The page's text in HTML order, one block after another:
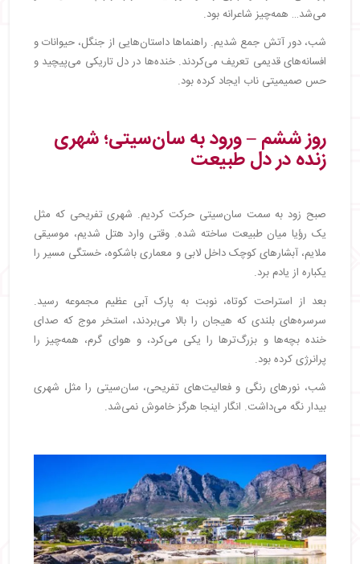
می‌شد… همه‌چیز شاعرانه بود.
شب، دور آتش جمع شدیم. راهنماها داستان‌هایی از جنگل، حیوانات و
افسانه‌های قدیمی تعریف می‌کردند. خنده‌ها در دل تاریکی می‌پیچید و
حس صمیمیتی ناب ایجاد کرده بود.
روز ششم – ورود به سان‌سیتی؛ شهری
زنده در دل طبیعت
صبح زود به سمت سان‌سیتی حرکت کردیم. شهری تفریحی که مثل
یک رؤیا میان طبیعت ساخته شده. وقتی وارد هتل شدیم، موسیقی
ملایم، آبشارهای کوچک داخل لابی و معماری باشکوه، خستگی مسیر را
یکباره از یادم برد.
بعد از استراحت کوتاه، نوبت به پارک آبی عظیم مجموعه رسید.
سرسره‌های بلندی که هیجان را بالا می‌بردند، استخر موج که صدای
خنده بچه‌ها و بزرگ‌ترها را یکی می‌کرد، و هوای گرم، همه‌چیز را
پرانرژی کرده بود.
شب، نورهای رنگی و فعالیت‌های تفریحی، سان‌سیتی را مثل شهری
بیدار نگه می‌داشت. انگار اینجا هرگز خاموش نمی‌شد.